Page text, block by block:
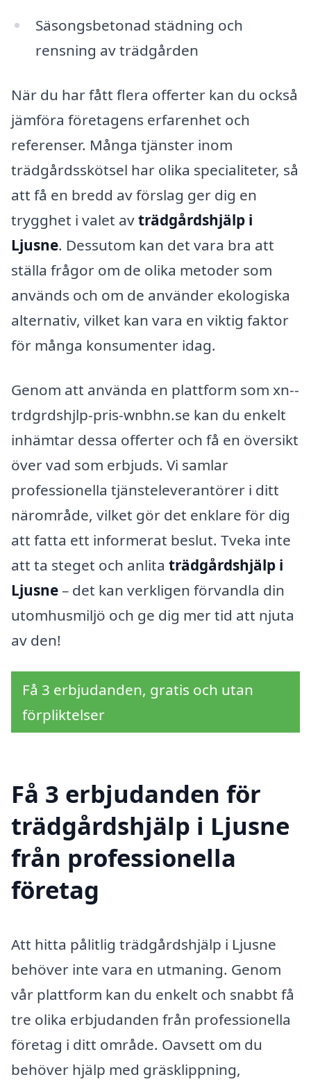
Säsongsbetonad städning och
rensning av trädgården
När du har fått flera offerter kan du också
jämföra företagens erfarenhet och
referenser. Många tjänster inom
trädgårdsskötsel har olika specialiteter, så
att få en bredd av förslag ger dig en
trygghet i valet avträdgårdshjälp i
Ljusne. Dessutom kan det vara bra att
ställa frågor om de olika metoder som
används och om de använder ekologiska
alternativ, vilket kan vara en viktig faktor
för många konsumenter idag.
Genom att använda en plattform som xn--
trdgrdshjlp-pris-wnbhn.se kan du enkelt
inhämtar dessa offerter och få en översikt
över vad som erbjuds. Vi samlar
professionella tjänsteleverantörer i ditt
närområde, vilket gör det enklare för dig
att fatta ett informerat beslut. Tveka inte
att ta steget och anlita trädgårdshjälp i
Ljusne– det kan verkligen förvandla din
utomhusmiljö och ge dig mer tid att njuta
av den!
Få 3 erbjudanden, gratis och utan
förpliktelser
Få 3 erbjudanden för
trädgårdshjälp i Ljusne
från professionella
företag
Att hitta pålitlig trädgårdshjälp i Ljusne
behöver inte vara en utmaning. Genom
vår plattform kan du enkelt och snabbt få
tre olika erbjudanden från professionella
företag i ditt område. Oavsett om du
behöver hjälp med gräsklippning,